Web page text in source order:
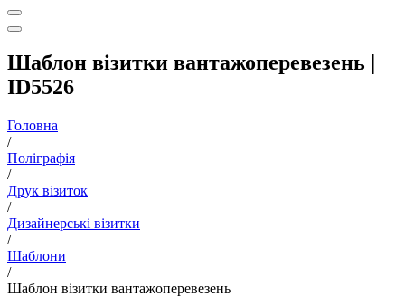
Шаблон візитки вантажоперевезень |
ID5526
Головна
/
Поліграфія
/
Друк візиток
/
Дизайнерські візитки
/
Шаблони
/
Шаблон візитки вантажоперевезень